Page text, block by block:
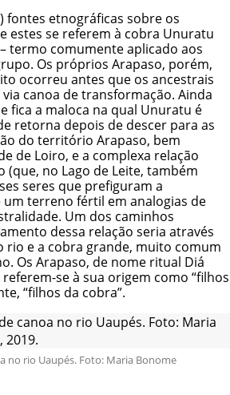
fontes etnográficas sobre os
estes se referem à cobra Unuratu
termo comumente aplicado aos
Os próprios Arapaso, porém,
ocorreu antes que os ancestrais
canoa de transformação. Ainda
fica a maloca na qual Unuratu é
retorna depois de descer para as
do território Arapaso, bem
de Loiro, e a complexa relação
(que, no Lago de Leite, também
seres que prefiguram a
terreno fértil em analogias de
Um dos caminhos
dessa relação seria através
rio e a cobra grande, muito comum
Os Arapaso, de nome ritual Diá
se à sua origem como “filhos
“filhos da cobra”.
no rio Uaupés. Foto: Maria Bonome